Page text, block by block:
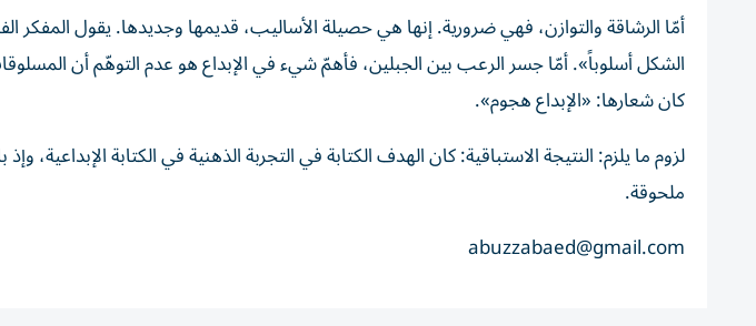
أمّا الرشاقة والتوازن، فهي ضرورية. إنها هي حصيلة الأساليب، قديمها وجديدها. يقول المفكر
الشكل أسلوباً». أمّا جسر الرعب بين الجبلين، فأهمّ شيء في الإبداع هو عدم التوهّم أن
كان شعارها: «الإبداع هجوم».
لزوم ما يلزم: النتيجة الاستباقية: كان الهدف الكتابة في التجربة الذهنية في الكتابة الإبداعية،
ملحوقة.
abuzzabaed@gmail.com